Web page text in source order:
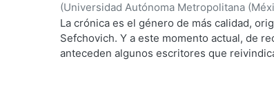
(Universidad Autónoma Metropolitana
de Servicios de Información.,2020-11)
La crónica es el género de más calidad,
Sefchovich. Y a este momento actual, de
anteceden algunos escritores que